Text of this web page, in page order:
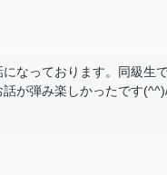
になっております。同級生
話が弾み楽しかったです